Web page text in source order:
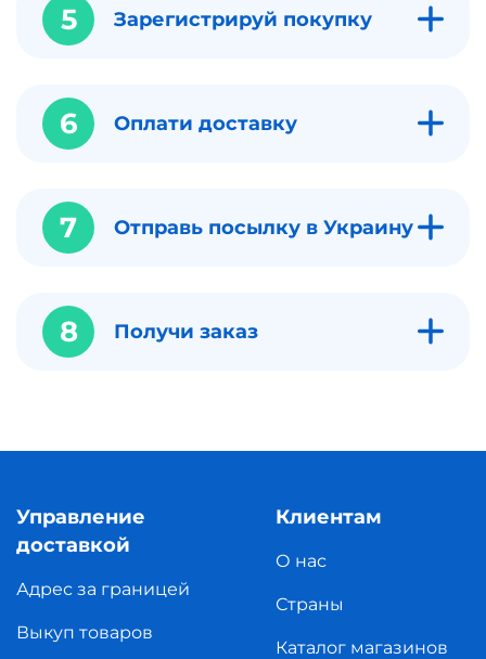
5 Зарегистрируй покупку
6 Оплати доставку
7 Отправь посылку в Украину
8 Получи заказ
Управление
доставкой
Адрес за границей
Выкуп товаров
Клиентам
О нас
Страны
Каталог магазинов